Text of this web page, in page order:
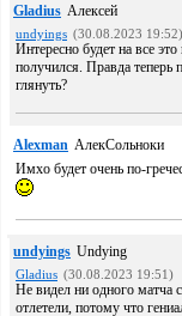
Gladius Алексей
undyings (30.08.2023 19:52)
Интересно будет на все
получился. Правда теперь
глянуть?
Alexman АлекСольноки
Имхо будет очень по-
undyings Undying
Gladius (30.08.2023 19:51)
Не видел ни одного матча
отлетели, потому что